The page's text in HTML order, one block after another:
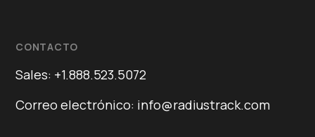
CONTACTO
Sales: +1.888.523.5072
Correo electrónico: info@radiustrack.com